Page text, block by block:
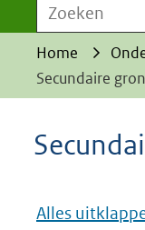
Zoeken
Home
Secundaire
Alles